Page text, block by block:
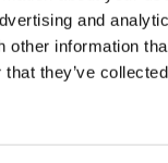
and
other information
they’ve
アクリルスタン